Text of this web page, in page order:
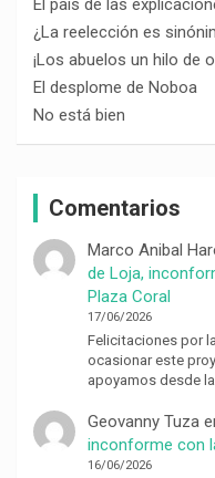
El país de las
¿La reelección es
¡Los abuelos un hilo de
El desplome de Noboa
No está bien
Comentarios
Marco Anibal
de Loja,
Plaza Coral
17/06/2026
Felicitaciones por
ocasionar este
apoyamos desde
Geovanny Tuza
inconforme con
16/06/2026